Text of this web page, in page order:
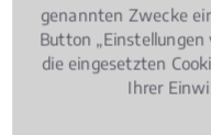
Berechtigung zum
Transportrecht
der für Hamburg
genannten Zwecke
Button
die eingesetzten
Ihrer